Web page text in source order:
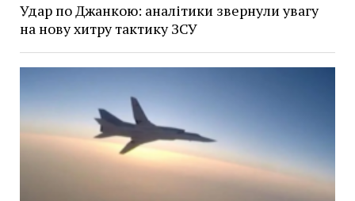
Удар по Джанкою: аналітики звернули увагу
на нову хитру тактику ЗСУ